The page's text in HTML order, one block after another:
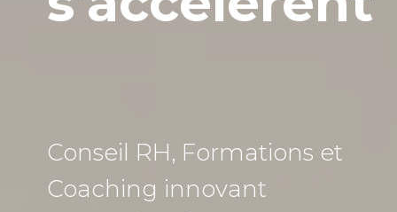
Conseil RH, Formations et
Coaching innovant